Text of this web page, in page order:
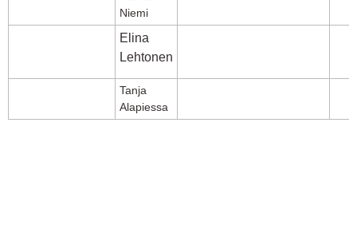
Niemi
Elina
Lehtonen
Tanja
Alapiessa